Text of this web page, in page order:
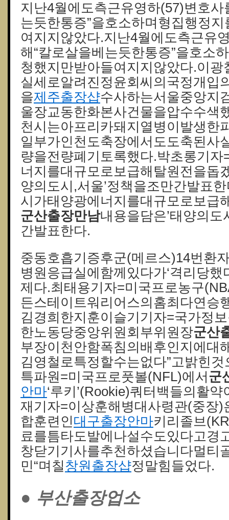
지난4월에도측근유영하(57)변호사
는듯한통증”을호소하며형집행정
여지지않았다.지난4월에도측근유
해“칼로살을베는듯한통증”을호소
청했지만받아들여지지않았다.이광
실세로알려진정윤회씨의국정개입
을제주 출장샵수사하는서울중앙지
울장교동한화본사건물을압수수색
천시는아프리카돼지열병이발생한
일부가인천도축장에서도도축된사
량을전량폐기토록했다.박초롱기
너지를대규모로보급해탈원전을돕
양의도시,서울’정책을조만간발표
시가태양광에너지를대규모로보급
군산출장만남내용을담은’태양의도
간발표한다.
중동호흡기증후군(메르스)14번환
병원응급실에함께있다가‘격리당했
제다.최태용기자=미국프로농구
든스테이트워리어스의홈최다연승
김경희한지훈이슬기기자=국가정
한노동당중앙위원회부위원장군산
부장이천안함폭침의배후인지에대
김영철로특정할수는없다”고밝힌
특파원=미국프로풋볼(NFL)에서 군
안마‘루키’(Rookie)쿼터백들의활
재기자=이상훈해병대사령관(중장)
합훈련인대구출장안마키리졸브
료를틈타도발에나설수도있다고경
창닫기기사를추천하셨습니다멀티
민“며칠 창원 출장샵정말힘들었다.
● 부산출장업소